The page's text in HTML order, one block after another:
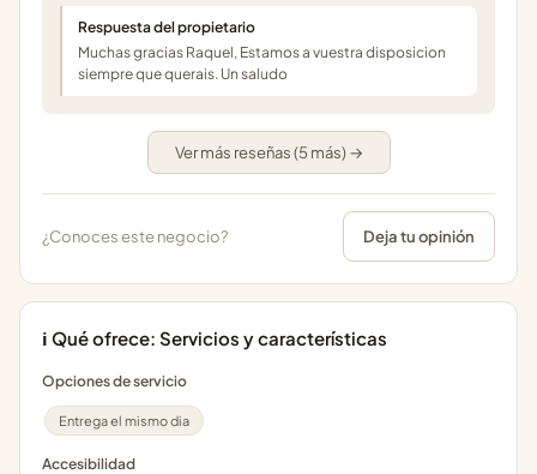
Respuesta del propietario
Muchas gracias Raquel, Estamos a vuestra disposicion
siempre que querais. Un saludo
Ver más reseñas (5 más) →
¿Conoces este negocio? Deja tu opinión
ℹ️ Qué ofrece: Servicios y características
Opciones de servicio
Entrega el mismo dia
Accesibilidad